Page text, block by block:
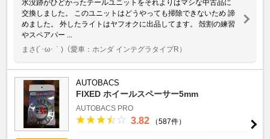
水没跡がひどかったテールユニットをそれよりはマシな中古品に
交換しました。 このユニットはどうやっても掃除できないため 諦
めました。 外したライトはヤフオクに出品してます。 殻割の練習
やスペアパー ...
まさ(´･ω･｀) （愛車：ホンダ インテグラタイプR）
AUTOBACS
FIXED ホイールスペーサー5mm
AUTOBACS PRO
3.82 （587件）